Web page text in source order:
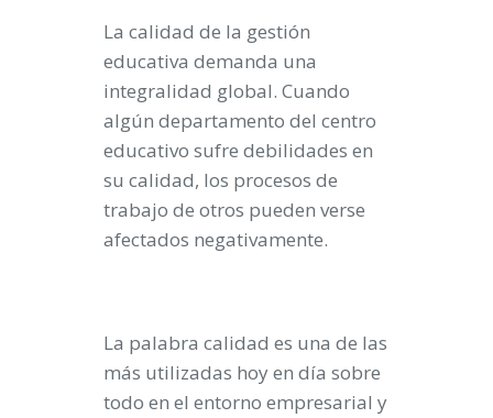
La calidad de la gestión
educativa demanda una
integralidad global. Cuando
algún departamento del centro
educativo sufre debilidades en
su calidad, los procesos de
trabajo de otros pueden verse
afectados negativamente.
La palabra calidad es una de las
más utilizadas hoy en día sobre
todo en el entorno empresarial y